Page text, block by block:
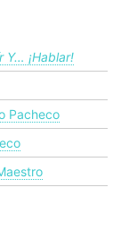
Y… ¡hablar!
Pacheco